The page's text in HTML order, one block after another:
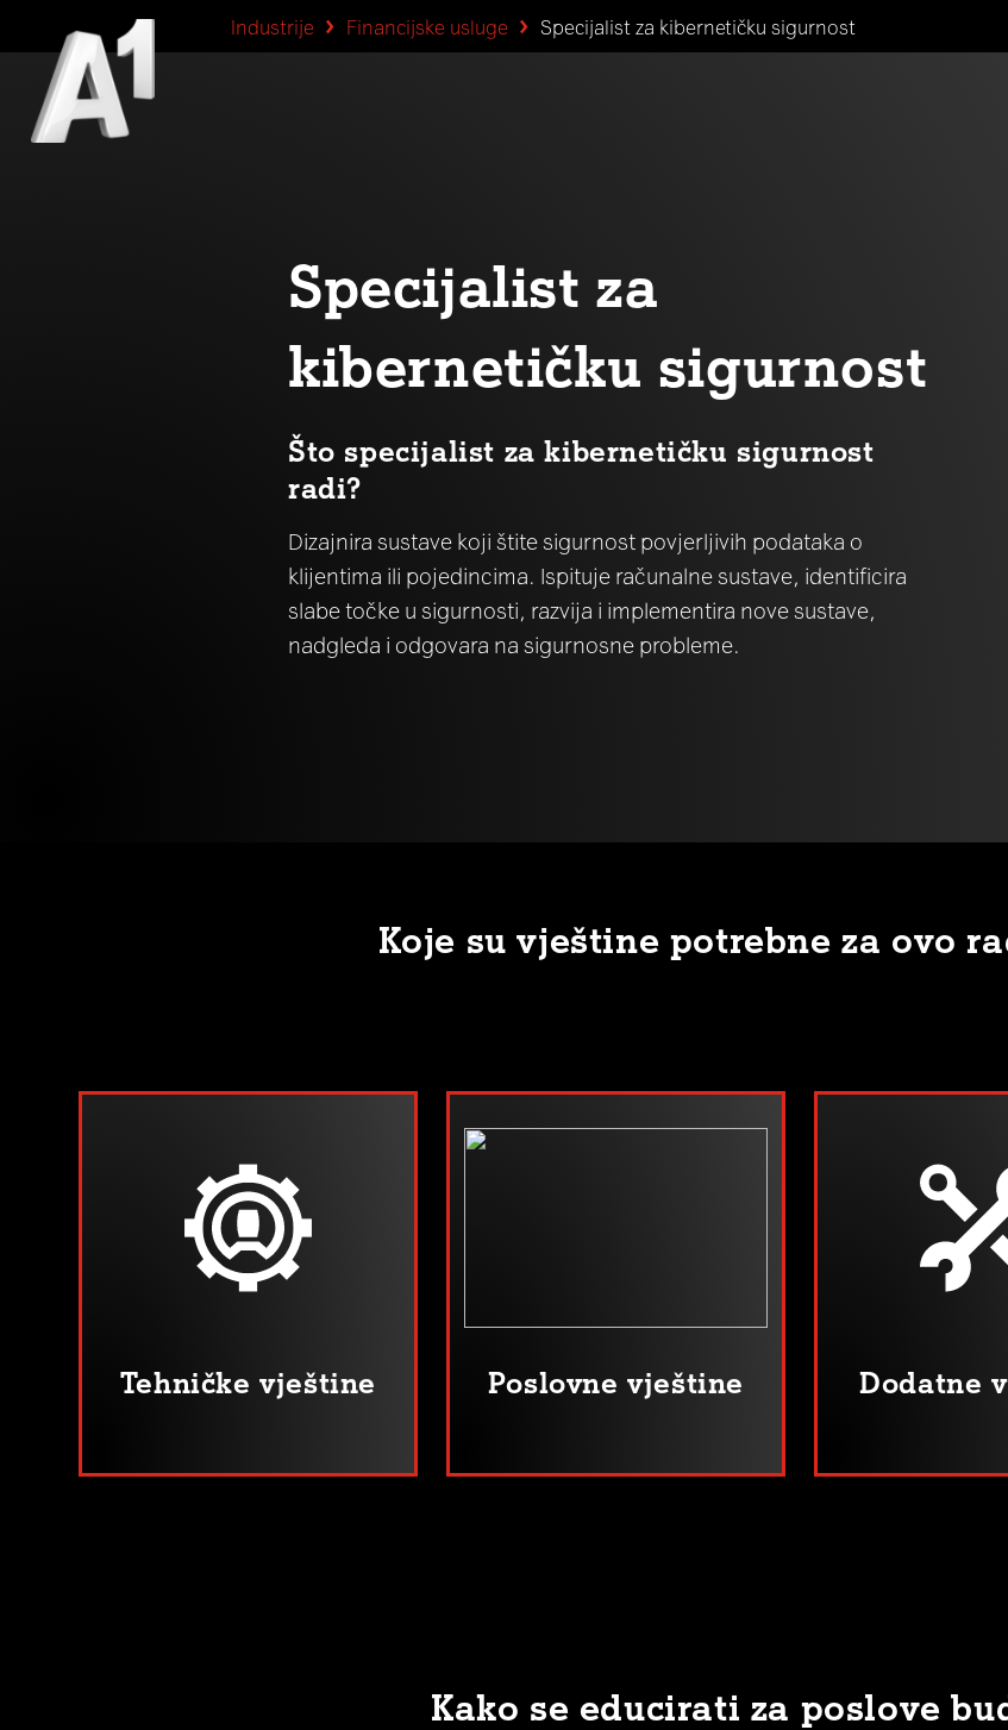
Industrije Financijske usluge Specijalist za kibernetičku sigurnost
Specijalist za
kibernetičku sigurnost
Što specijalist za kibernetičku sigurnost
radi?
Dizajnira sustave koji štite sigurnost povjerljivih podataka o
klijentima ili pojedincima. Ispituje računalne sustave, identificira
slabe točke u sigurnosti, razvija i implementira nove sustave,
nadgleda i odgovara na sigurnosne probleme.
Koje su vještine potrebne za ovo
Tehničke vještine Poslovne vještine Dodatne
Kako se educirati za poslove